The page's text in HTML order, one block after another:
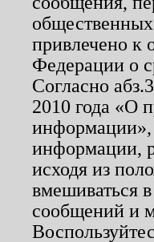
привлечено к
Федерации о
Согласно
2010 года «О
информации»,
информации,
исходя из
вмешиваться
сообщений и